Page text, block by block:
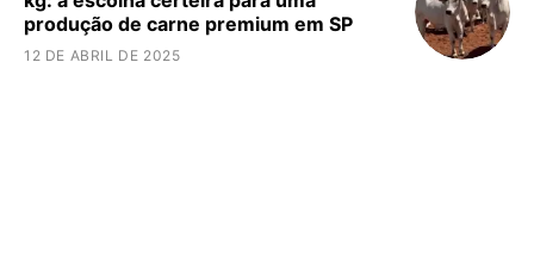
produção de carne premium em SP
12 DE ABRIL DE 2025